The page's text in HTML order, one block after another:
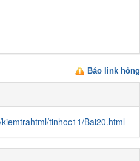
Báo link hỏng
tinhoc11/Bai20.html